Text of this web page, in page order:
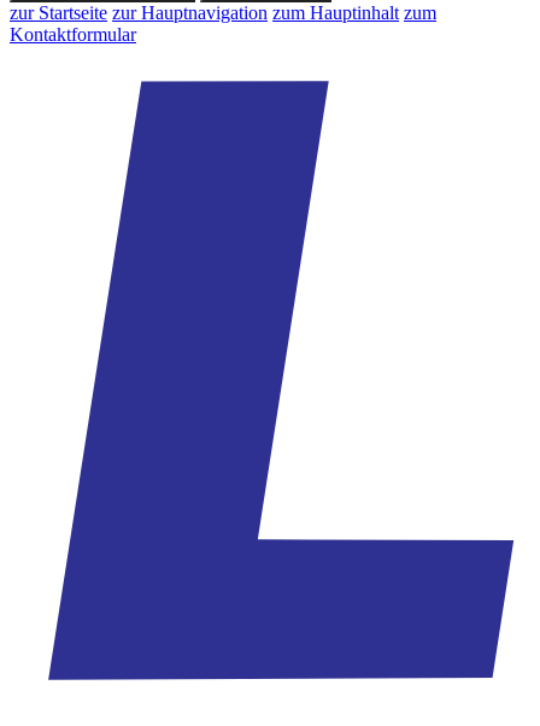
zur Startseite zur Hauptnavigation zum Hauptinhalt zum
Kontaktformular